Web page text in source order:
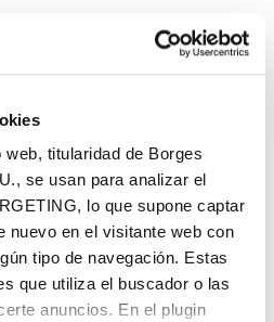
titularidad de Borges
se usan para analizar el
lo que supone captar
nuevo en el visitante web con
tipo de navegación. Estas
que utiliza el buscador o las
anuncios. En el plugin